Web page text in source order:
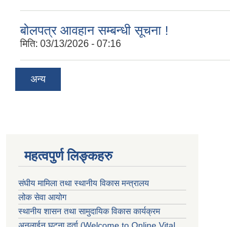
बोलपत्र आवहान सम्बन्धी सूचना !
मिति: 03/13/2026 - 07:16
अन्य
महत्वपुर्ण लिङ्कहरु
संघीय मामिला तथा स्थानीय विकास मन्त्रालय
लोक सेवा आयोग
स्थानीय शासन तथा सामुदायिक विकास कार्यक्रम
अनलाईन घटना दर्ता (Welcome to Online Vital